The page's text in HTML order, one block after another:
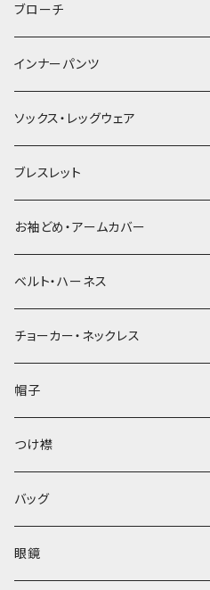
ヘアゴム
簪
ブローチ
インナーパンツ
ソックス・レッグウェア
ブレスレット
お袖どめ・アームカバー
ベルト・ハーネス
チョーカー・ネックレス
帽子
ベレー帽
つけ襟
バッグ
眼鏡